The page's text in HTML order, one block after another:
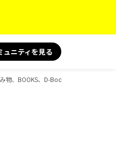
ュニティを見る
物、BOOKS、D-Booksのガイドブック